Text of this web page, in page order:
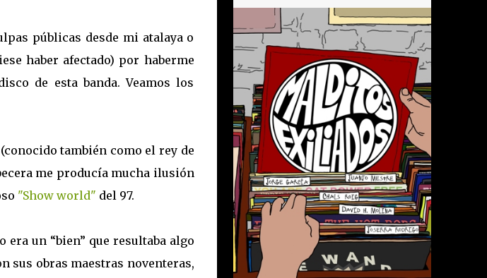
públicas desde mi atalaya o
haber afectado) por haberme
de esta banda. Veamos los
(conocido también como el rey de
me producía mucha ilusión
"Show world" del 97.
era un “bien” que resultaba algo
sus obras maestras noventeras,